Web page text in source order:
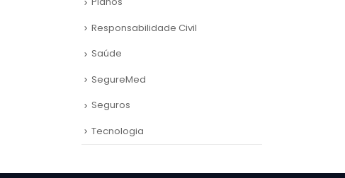
Responsabilidade Civil
Saúde
SegureMed
Seguros
Tecnologia